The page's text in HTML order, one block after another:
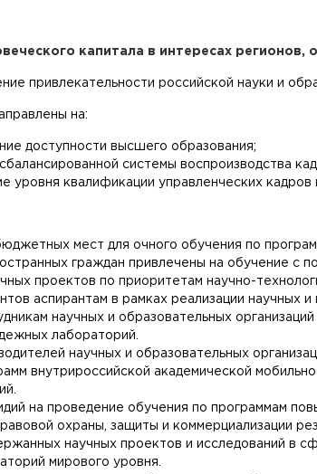
капитала в интересах
привлекательности российской науки и
на:
доступности высшего образования;
системы воспроизводства
уровня квалификации управленческих
мест для очного обучения по
граждан привлечены на обучение с
проектов по приоритетам научно-
аспирантам в рамках реализации научных и
научных и образовательных
лабораторий.
научных и образовательных
внутрироссийской академической
на проведение обучения по программам
охраны, защиты и коммерциализации
научных проектов и исследований в
мирового уровня.